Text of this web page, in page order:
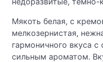
Мякоть белая, с
мелкозернистая,
гармоничного вкуса
сильным ароматом.